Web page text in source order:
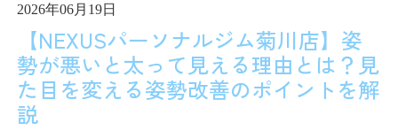
2026年06月19日
【NEXUSパーソナルジム菊川店】姿
勢が悪いと太って見える理由とは？見
た目を変える姿勢改善のポイントを解
説